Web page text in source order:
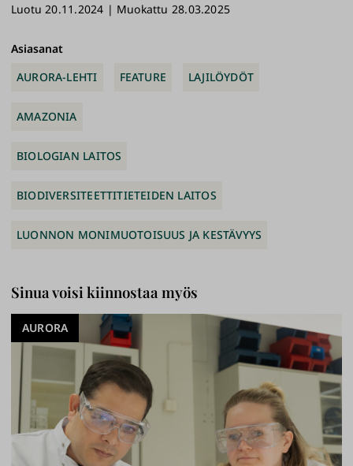
ok
y
n
link
Luotu 20.11.2024 | Muokattu 28.03.2025
Asiasanat
AURORA-LEHTI
FEATURE LAJILÖYDÖT
AMAZONIA
BIOLOGIAN LAITOS
BIODIVERSITEETTITIETEIDEN LAITOS
LUONNON MONIMUOTOISUUS JA KESTÄVYYS
Sinua voisi kiinnostaa myös
AURORA